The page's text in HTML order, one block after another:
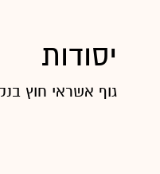
יסודות
גוף אשראי חוץ